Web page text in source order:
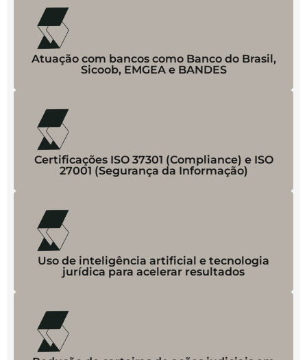
Atuação com bancos como Banco do Brasil,
Sicoob, EMGEA e BANDES
Certificações ISO 37301 (Compliance) e ISO
27001 (Segurança da Informação)
Uso de inteligência artificial e tecnologia
jurídica para acelerar resultados